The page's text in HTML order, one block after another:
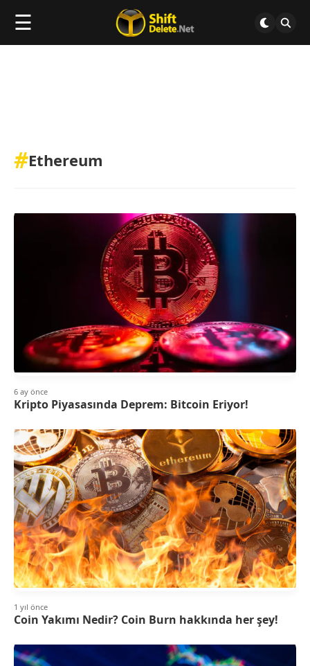
☰
#Ethereum
6 ay önce
Kripto Piyasasında Deprem: Bitcoin Eriyor!
1 yıl önce
Coin Yakımı Nedir? Coin Burn hakkında her şey!